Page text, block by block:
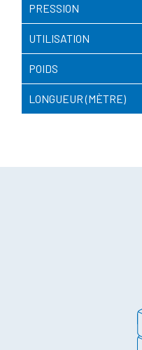
PRESSION
UTILISATION
POIDS
LONGUEUR (MÈTRE)